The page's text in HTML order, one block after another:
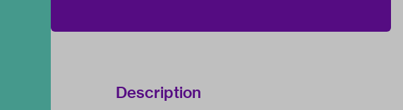
Description